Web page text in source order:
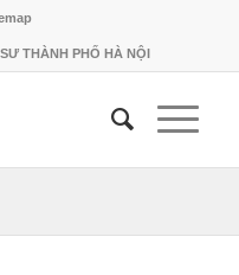
THÀNH PHỐ HÀ NỘI